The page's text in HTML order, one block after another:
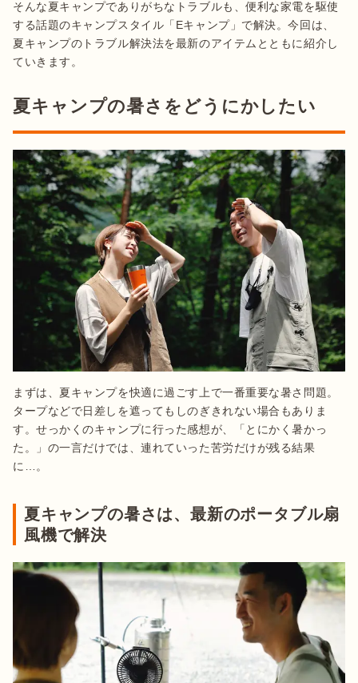
そんな夏キャンプでありがちなトラブルも、便利な家電を駆使
する話題のキャンプスタイル「Eキャンプ」で解決。今回は、
夏キャンプのトラブル解決法を最新のアイテムとともに紹介し
ていきます。
夏キャンプの暑さをどうにかしたい
まずは、夏キャンプを快適に過ごす上で一番重要な暑さ問題。
タープなどで日差しを遮ってもしのぎきれない場合もありま
す。せっかくのキャンプに行った感想が、「とにかく暑かっ
た。」の一言だけでは、連れていった苦労だけが残る結果
に…。
夏キャンプの暑さは、最新のポータブル扇
風機で解決